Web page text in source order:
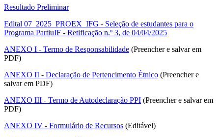
Resultado Preliminar
Edital 07_2025_PROEX_IFG - Seleção de estudantes para o
Programa PartiuIF - Retificação n.º 3, de 04/04/2025
ANEXO I - Termo de Responsabilidade (Preencher e salvar em
PDF)
ANEXO II - Declaração de Pertencimento Étnico (Preencher e
salvar em PDF)
ANEXO III - Termo de Autodeclaração PPI (Preencher e salvar em
PDF)
ANEXO IV - Formulário de Recursos (Editável)